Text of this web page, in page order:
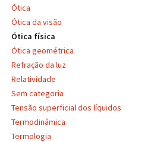
Ótica
Ótica da visão
Ótica física
Ótica geométrica
Refração da luz
Relatividade
Sem categoria
Tensão superficial dos líquidos
Termodinâmica
Termologia